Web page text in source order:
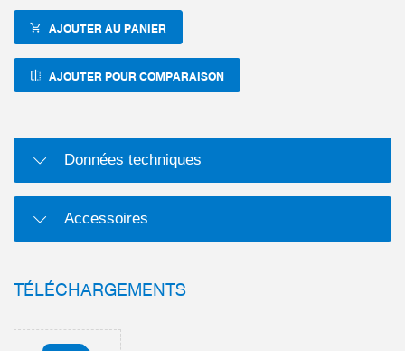
AJOUTER AU PANIER
AJOUTER POUR COMPARAISON
Données techniques
Accessoires
TÉLÉCHARGEMENTS